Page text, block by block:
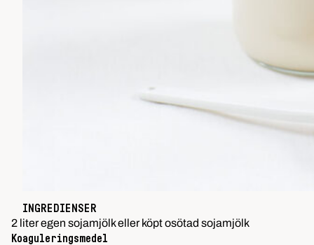
INGREDIENSER
2 liter egen sojamjölk eller köpt osötad sojamjölk
Koaguleringsmedel